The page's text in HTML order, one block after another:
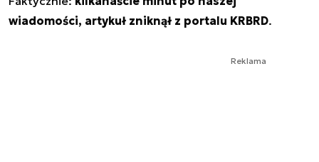
wiadomości, artykuł zniknął z portalu KRBRD.
Reklama